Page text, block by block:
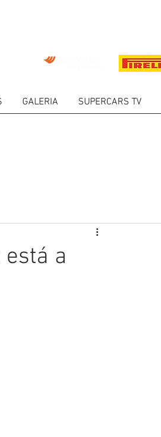
GALERIA SUPERCARS TV
a